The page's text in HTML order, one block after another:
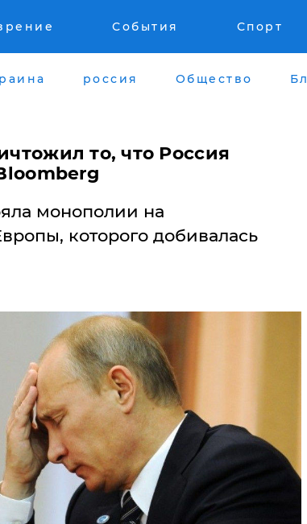
События Спорт
россия Общество
то, что Россия
монополии на
которого добивалась